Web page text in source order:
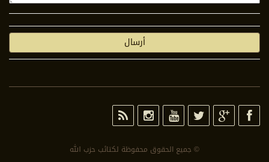
© جمیع الحقوق محفوظة لكتائب حزب الله